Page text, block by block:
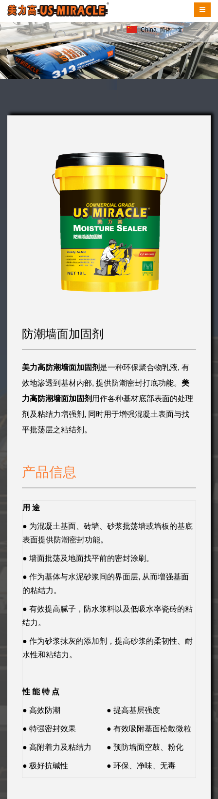
China 简体中文
防潮墙面加固剂
美力高防潮墙面加固剂 是一种环保聚合物乳液, 有
效地渗透到基材内部, 提供防潮密封打底功能。 美
力高防潮墙面加固剂 用作各种基材底部表面的处理
剂及粘结力増强剂, 同时用于增强混凝土表面与找
平批荡层之粘结剂。
产品信息
用 途
● 为混凝土基面、砖墙、砂浆批荡墙或墙板的基底
表面提供防潮密封功能。
● 墙面批荡及地面找平前的密封涂刷。
● 作为基体与水泥砂浆间的界面层, 从而増强基面
的粘结力。
● 有效提高腻子，防水浆料以及低吸水率瓷砖的粘
结力。
● 作为砂浆抹灰的添加剂，提高砂浆的柔韧性、耐
水性和粘结力。
性 能 特 点
● 高效防潮 ● 提高基层强度
● 特强密封效果 ● 有效吸附基面松散微粒
● 高附着力及粘结力 ● 预防墙面空鼓、粉化
● 极好抗碱性 ● 环保、净味、无毒